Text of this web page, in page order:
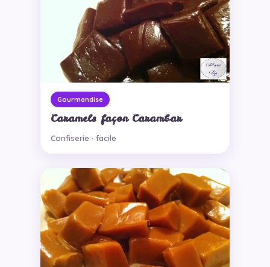
Gourmandise
Caramels façon Carambar
Confiserie · facile